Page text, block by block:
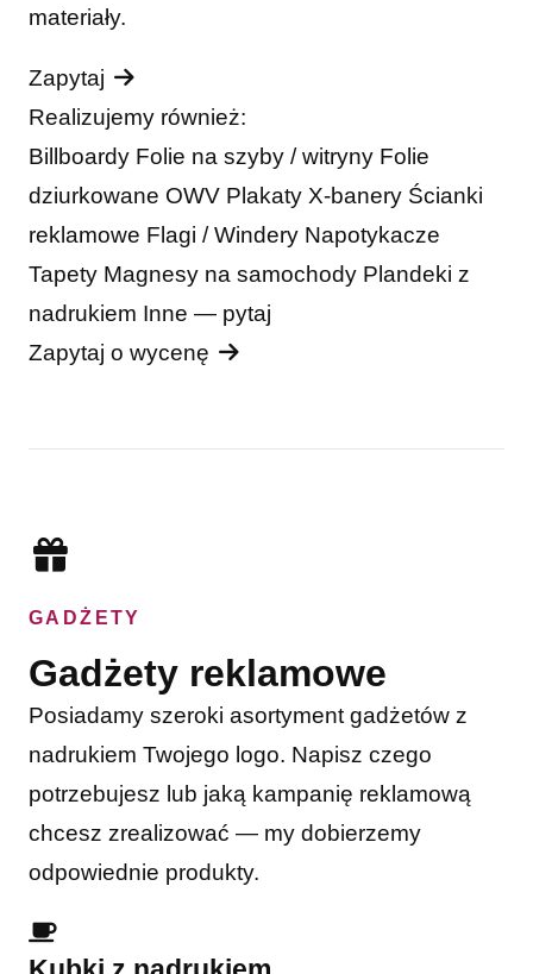
materiały.
Zapytaj
Realizujemy również:
Billboardy Folie na szyby / witryny Folie
dziurkowane OWV Plakaty X-banery Ścianki
reklamowe Flagi / Windery Napotykacze
Tapety Magnesy na samochody Plandeki z
nadrukiem Inne — pytaj
Zapytaj o wycenę
GADŻETY
Gadżety reklamowe
Posiadamy szeroki asortyment gadżetów z
nadrukiem Twojego logo. Napisz czego
potrzebujesz lub jaką kampanię reklamową
chcesz zrealizować — my dobierzemy
odpowiednie produkty.